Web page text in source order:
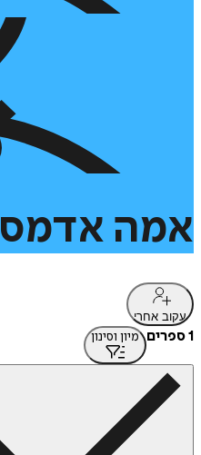
אמה אדמס
עקוב אחרי
1 ספרים מיון וסינון